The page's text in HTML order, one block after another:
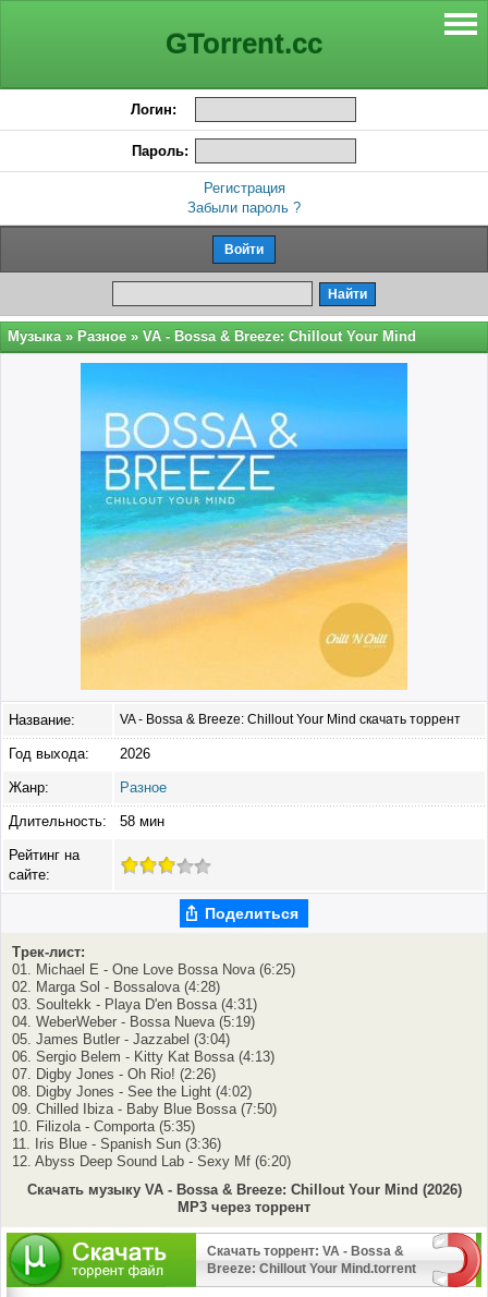
GTorrent.cc
Логин:
Пароль:
Регистрация
Забыли пароль ?
Музыка » Разное » VA - Bossa & Breeze: Chillout Your Mind
Название: VA - Bossa & Breeze: Chillout Your Mind скачать торрент
Год выхода: 2026
Жанр: Разное
Длительность: 58 мин
Рейтинг на
сайте:
Поделиться
Трек-лист:
01. Michael E - One Love Bossa Nova (6:25)
02. Marga Sol - Bossalova (4:28)
03. Soultekk - Playa D'en Bossa (4:31)
04. WeberWeber - Bossa Nueva (5:19)
05. James Butler - Jazzabel (3:04)
06. Sergio Belem - Kitty Kat Bossa (4:13)
07. Digby Jones - Oh Rio! (2:26)
08. Digby Jones - See the Light (4:02)
09. Chilled Ibiza - Baby Blue Bossa (7:50)
10. Filizola - Comporta (5:35)
11. Iris Blue - Spanish Sun (3:36)
12. Abyss Deep Sound Lab - Sexy Mf (6:20)
Скачать музыку VA - Bossa & Breeze: Chillout Your Mind (2026)
MP3 через торрент
Скачать торрент: VA - Bossa &
Breeze: Chillout Your Mind.torrent